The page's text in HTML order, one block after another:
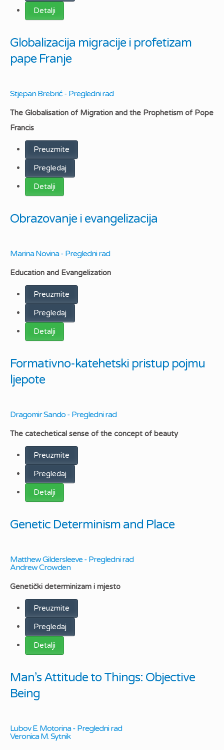
Detalji
Globalizacija migracije i profetizam
pape Franje
Stjepan Brebrić - Pregledni rad
The Globalisation of Migration and the Prophetism of Pope
Francis
Preuzmite
Pregledaj
Detalji
Obrazovanje i evangelizacija
Marina Novina - Pregledni rad
Education and Evangelization
Preuzmite
Pregledaj
Detalji
Formativno-katehetski pristup pojmu
ljepote
Dragomir Sando - Pregledni rad
The catechetical sense of the concept of beauty
Preuzmite
Pregledaj
Detalji
Genetic Determinism and Place
Matthew Gildersleeve - Pregledni rad
Andrew Crowden
Genetički determinizam i mjesto
Preuzmite
Pregledaj
Detalji
Man’s Attitude to Things: Objective
Being
Lubov E. Motorina - Pregledni rad
Veronica M. Sytnik